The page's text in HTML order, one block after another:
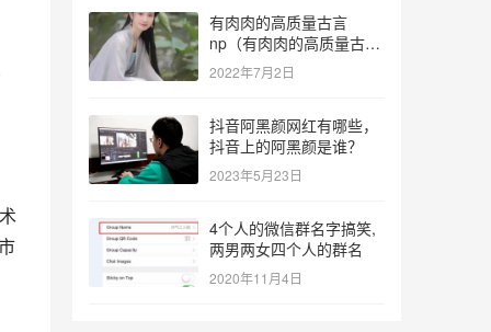
有肉肉的高质量古言
np（有肉肉的高质量古言
np推荐）
2022年7月2日
抖音阿黑颜网红有哪些，
抖音上的阿黑颜是谁？
2023年5月23日
4个人的微信群名字搞笑,
两男两女四个人的群名
2020年11月4日